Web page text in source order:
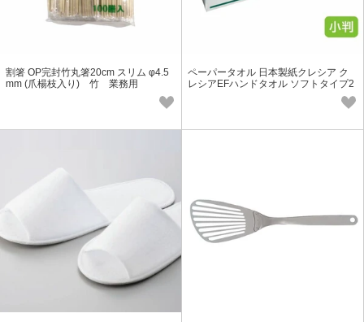
割箸 OP完封竹丸箸20cm スリム φ4.5
mm (爪楊枝入り) 竹 業務用
ペーパータオル 日本製紙クレシア ク
レシアEFハンドタオル ソフトタイプ2